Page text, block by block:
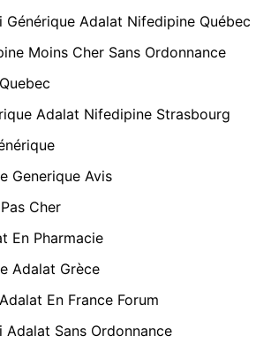
Générique Adalat Nifedipine Québec
Moins Cher Sans Ordonnance
Adalat Nifedipine Strasbourg
Generique Avis
Cher
En Pharmacie
Adalat Grèce
En France Forum
Adalat Sans Ordonnance